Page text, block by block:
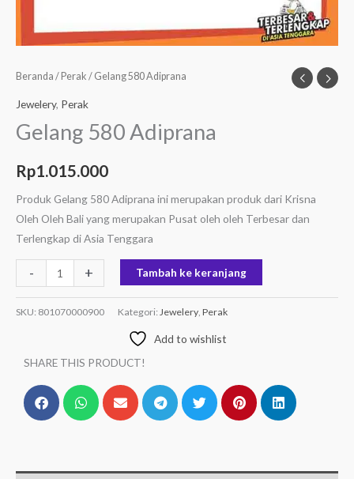
Beranda / Perak / Gelang 580 Adiprana
Jewelery, Perak
Gelang 580 Adiprana
Rp1.015.000
Produk Gelang 580 Adiprana ini merupakan produk dari Krisna
Oleh Oleh Bali yang merupakan Pusat oleh oleh Terbesar dan
Terlengkap di Asia Tenggara
- + Tambah ke keranjang
SKU: 801070000900 Kategori: Jewelery Perak
Add to wishlist
SHARE THIS PRODUCT!